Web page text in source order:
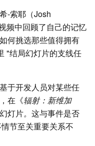
-索耶（Josh
频中回顾了自己的记忆
何挑选那些值得拥有
"结局幻灯片的支线任
于开发人员对某些任
在《辐射：新维加
灯片。 这与事件是否
节至关重要关系不